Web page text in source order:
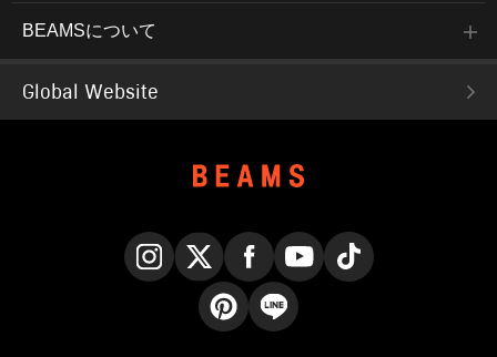
BEAMSについて
Global Website